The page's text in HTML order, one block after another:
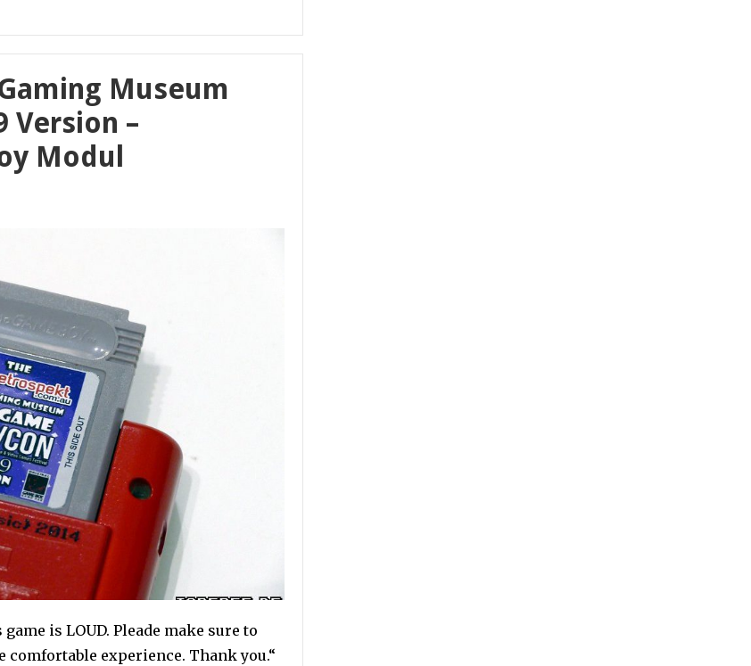
Museum
Version –
Modul
is LOUD. Pleade make sure to
experience. Thank you.“